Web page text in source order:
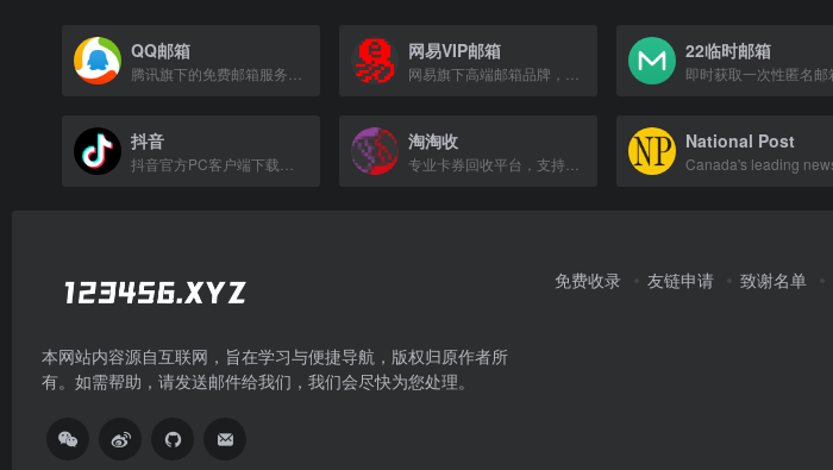
QQ邮箱 网易VIP邮箱 22临时邮箱
抖音 淘淘收
专业卡券回收平台，支持京东e卡、话费卡、加油卡等160多种卡券回收，实时结算秒提现。
National Post
本网站内容源自互联网，旨在学习与便捷导航，版权归原作者所
有。如需帮助，请发送邮件给我们，我们会尽快为您处理。
免费收录 友链申请 致谢名单